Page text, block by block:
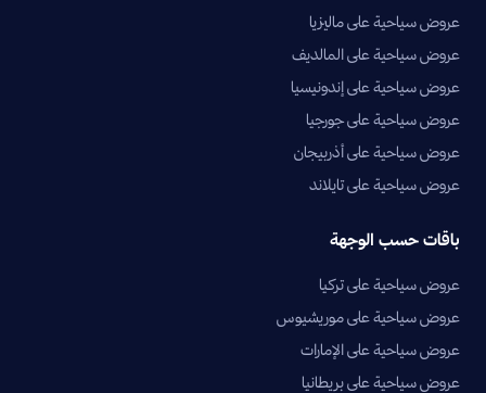
عروض سياحية على ماليزيا
عروض سياحية على المالديف
عروض سياحية على إندونيسيا
عروض سياحية على جورجيا
عروض سياحية على أذربيجان
عروض سياحية على تايلاند
باقات حسب الوجهة
عروض سياحية على تركيا
عروض سياحية على موريشيوس
عروض سياحية على الإمارات
عروض سياحية على بريطانيا